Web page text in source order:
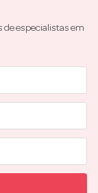
de especialistas em